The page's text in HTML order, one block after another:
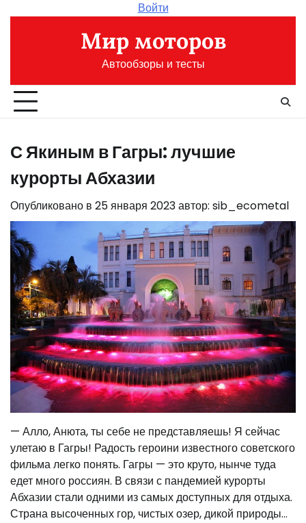
Войти
Мир моторов
Автообзоры и тесты
С Якиным в Гагры: лучшие
курорты Абхазии
Опубликовано в 25 января 2023автор: sib_ecometal
— Алло, Анюта, ты себе не представляешь! Я сейчас
улетаю в Гагры! Радость героини известного советского
фильма легко понять. Гагры — это круто, нынче туда
едет много россиян. В связи с пандемией курорты
Абхазии стали одними из самых доступных для отдыха.
Страна высоченных гор, чистых озер, дикой природы…